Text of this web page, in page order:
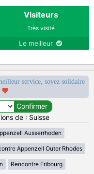
Visiteurs
Très visité
Le meilleur
service, soyez solidaire
de : Suisse
Ausserrhoden
Appenzell Outer Rhodes
Rencontre Fribourg